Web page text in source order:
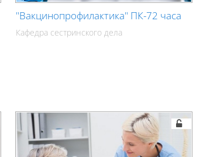
"Вакцинопрофилактика" ПК-72 часа
Кафедра сестринского дела